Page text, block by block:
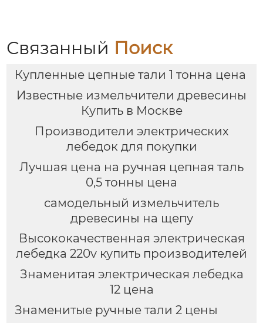
Связанный Поиск
Купленные цепные тали 1 тонна цена
Известные измельчители древесины
Купить в Москве
Производители электрических
лебедок для покупки
Лучшая цена на ручная цепная таль
0,5 тонны цена
самодельный измельчитель
древесины на щепу
Высококачественная электрическая
лебедка 220v купить производителей
Знаменитая электрическая лебедка
12 цена
Знаменитые ручные тали 2 цены